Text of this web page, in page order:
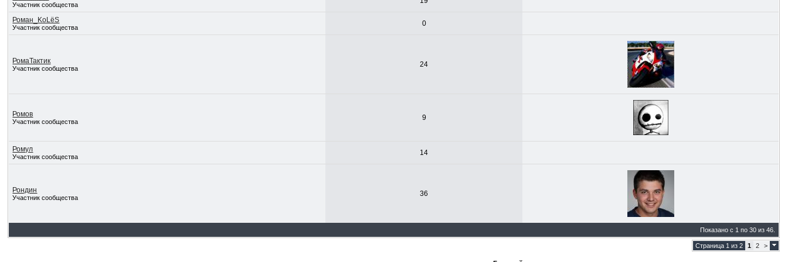
Участник сообщества
Роман_KoLёS
Участник сообщества 0
РомаТактик
Участник сообщества 24
Ромов
Участник сообщества 9
Ромул
Участник сообщества 14
Рондин
Участник сообщества 36
Показано с 1 по 30 из 46.
Страница 1 из 2 1 2 >